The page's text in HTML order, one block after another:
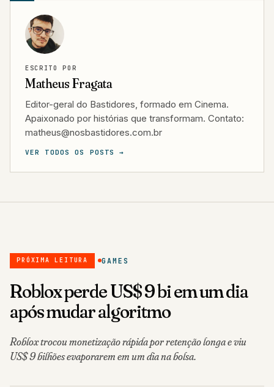
ESCRITO POR
Matheus Fragata
Editor-geral do Bastidores, formado em Cinema.
Apaixonado por histórias que transformam. Contato:
matheus@nosbastidores.com.br
VER TODOS OS POSTS →
PRÓXIMA LEITURA GAMES
Roblox perde US$ 9 bi em um dia
após mudar algoritmo
Roblox trocou monetização rápida por retenção longa e viu
US$ 9 bilhões evaporarem em um dia na bolsa.